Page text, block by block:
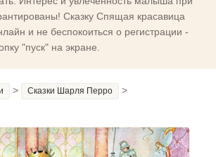
Сказку Спящая красавица
и не беспокоиться о регистрации -
"пуск" на экране.
> Сказки Шарля Перро >